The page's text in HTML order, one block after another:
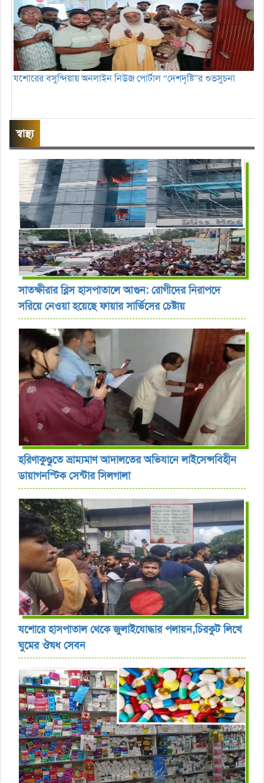
যশোরের বসুন্দিয়ায় অনলাইন নিউজ পোর্টাল “দেশদৃষ্টি”র শুভসুচনা
স্বাস্থ্য
সাতক্ষীরার ব্লিস হাসপাতালে আগুন: রোগীদের নিরাপদে
সরিয়ে নেওয়া হয়েছে ফায়ার সার্ভিসের চেষ্টায়
হরিণাকুণ্ডুতে ভ্রাম্যমাণ আদালতের অভিযানে লাইসেন্সবিহীন
ডায়াগনস্টিক সেন্টার সিলগালা
যশোরে হাসপাতাল থেকে জুলাইযোদ্ধার পলায়ন,চিরকুট লিখে
ঘুমের ঔষধ সেবন